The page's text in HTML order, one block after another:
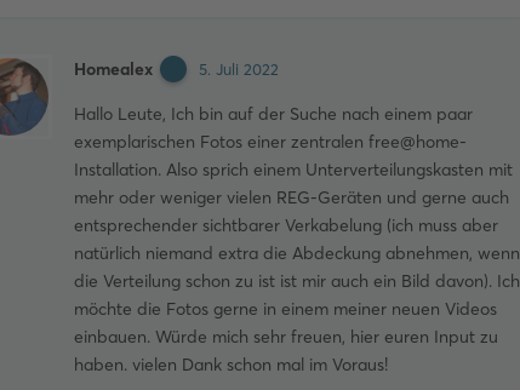
Homealex 5. Juli 2022
Hallo Leute, Ich bin auf der Suche nach einem paar
exemplarischen Fotos einer zentralen free@home-
Installation. Also sprich einem Unterverteilungskasten mit
mehr oder weniger vielen REG-Geräten und gerne auch
entsprechender sichtbarer Verkabelung (ich muss aber
natürlich niemand extra die Abdeckung abnehmen, wenn
die Verteilung schon zu ist ist mir auch ein Bild davon). Ich
möchte die Fotos gerne in einem meiner neuen Videos
einbauen. Würde mich sehr freuen, hier euren Input zu
haben. vielen Dank schon mal im Voraus!